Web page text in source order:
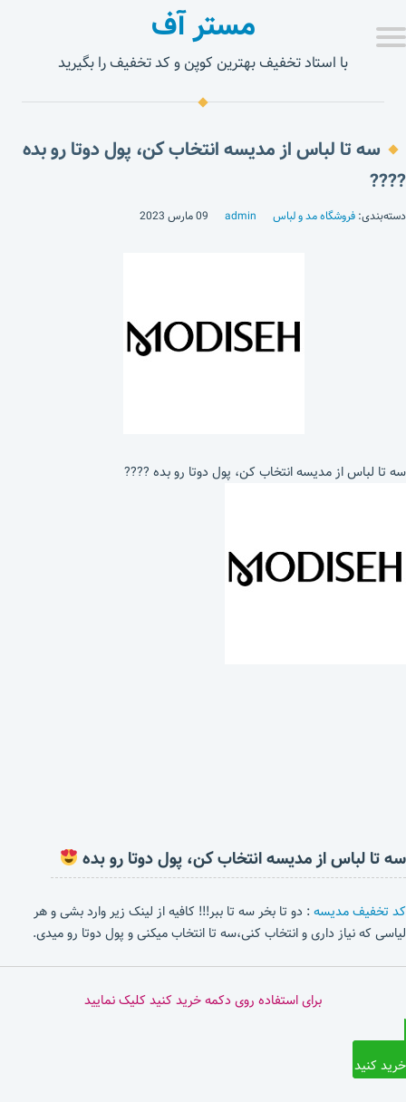
مستر آف
با استاد تخفیف بهترین کوپن و کد تخفیف را بگیرید
سه تا لباس از مدیسه انتخاب کن، پول دوتا رو بده
????
دسته‌بندی: فروشگاه مد و لباس admin 09 مارس 2023
سه تا لباس از مدیسه انتخاب کن، پول دوتا رو بده ????
سه تا لباس از مدیسه انتخاب کن، پول دوتا رو بده
کد تخفیف مدیسه: دو تا بخر سه تا ببر!!! کافیه از لینک زیر وارد بشی و هر
لیاسی که نیاز داری و انتخاب کنی،سه تا انتخاب میکنی و پول دوتا رو میدی.
برای استفاده روی دکمه خرید کنید کلیک نمایید
خرید کنید